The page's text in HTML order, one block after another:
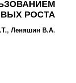
РОСТА
Леняшин В.А.